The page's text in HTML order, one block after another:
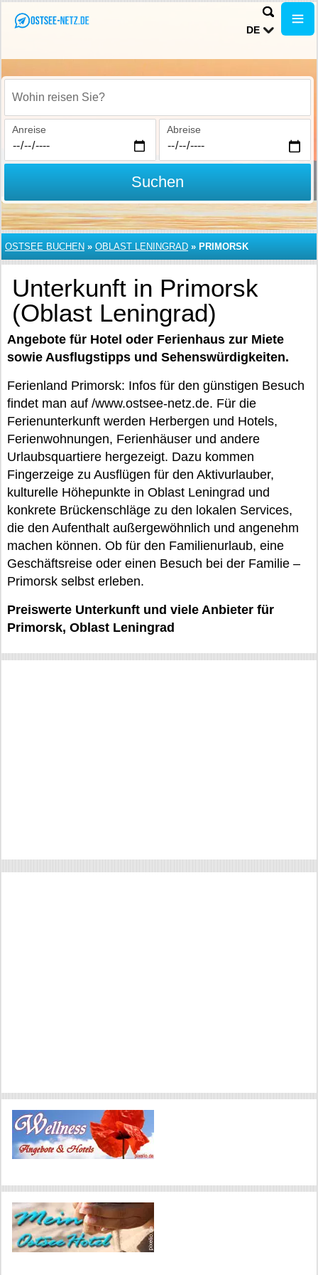
DE
Wohin reisen Sie?
Anreise Abreise
Suchen
OSTSEE BUCHEN » OBLAST LENINGRAD » PRIMORSK
Unterkunft in Primorsk
(Oblast Leningrad)
Angebote für Hotel oder Ferienhaus zur Miete
sowie Ausflugstipps und Sehenswürdigkeiten.
Ferienland Primorsk: Infos für den günstigen Besuch
findet man auf /www.ostsee-netz.de. Für die
Ferienunterkunft werden Herbergen und Hotels,
Ferienwohnungen, Ferienhäuser und andere
Urlaubsquartiere hergezeigt. Dazu kommen
Fingerzeige zu Ausflügen für den Aktivurlauber,
kulturelle Höhepunkte in Oblast Leningrad und
konkrete Brückenschläge zu den lokalen Services,
die den Aufenthalt außergewöhnlich und angenehm
machen können. Ob für den Familienurlaub, eine
Geschäftsreise oder einen Besuch bei der Familie –
Primorsk selbst erleben.
Preiswerte Unterkunft und viele Anbieter für
Primorsk, Oblast Leningrad